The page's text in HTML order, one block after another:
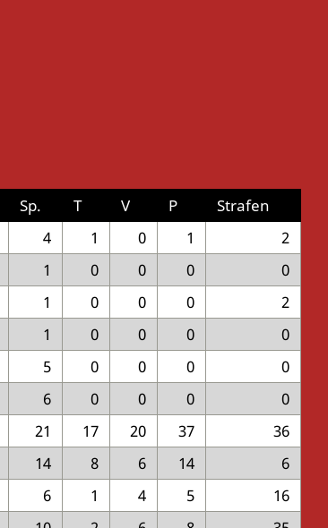
4 1 0 1
2
1 0 0 0
0
1 0 0 0
2
1 0 0 0
0
5 0 0 0
0
6 0 0 0
0
21 17 20 37
36
14 8 6 14
6
6 1 4 5
16
Sp. T V P Strafen